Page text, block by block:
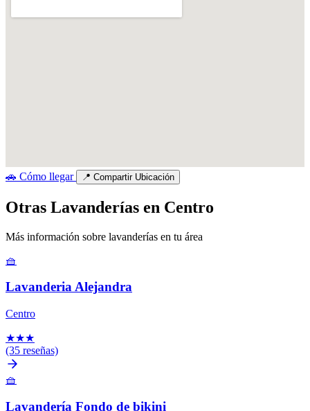
🚗 Cómo llegar 📍 Compartir Ubicación
Otras Lavanderías en Centro
Más información sobre lavanderías en tu área
🧺
Lavanderia Alejandra
Centro
★★★
(35 reseñas)
🧺
Lavandería Fondo de bikini